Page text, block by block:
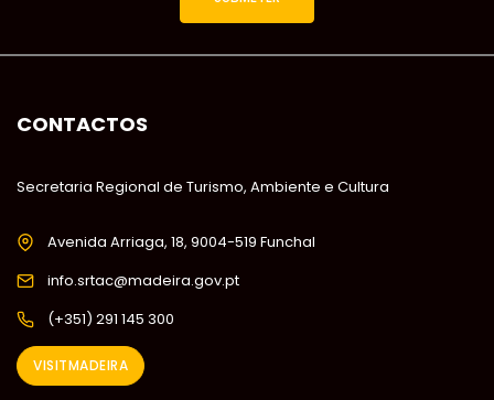
CONTACTOS
Secretaria Regional de Turismo, Ambiente e Cultura
Avenida Arriaga, 18, 9004-519 Funchal
info.srtac@madeira.gov.pt
(+351) 291 145 300
VISITMADEIRA